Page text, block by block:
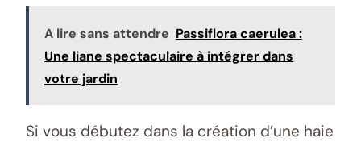
A lire sans attendre Passiflora caerulea :
Une liane spectaculaire à intégrer dans
votre jardin
Si vous débutez dans la création d’une haie